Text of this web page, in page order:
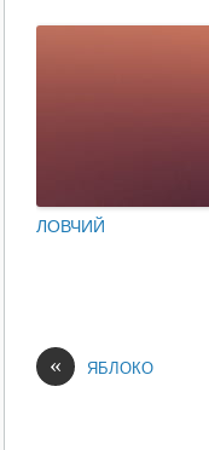
ЛОВЧИЙ
« ЯБЛОКО